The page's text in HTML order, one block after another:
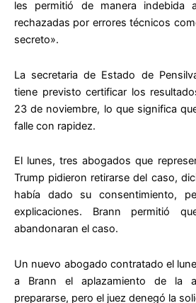
les permitió de manera indebida
rechazadas por errores técnicos
secreto».
La secretaria de Estado de
tiene previsto certificar los
23 de noviembre, lo que significa
falle con rapidez.
El lunes, tres abogados que
Trump pidieron retirarse del caso,
había dado su consentimiento,
explicaciones. Brann permitió
abandonaran el caso.
Un nuevo abogado contratado el
a Brann el aplazamiento de la
prepararse, pero el juez denegó la